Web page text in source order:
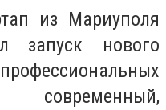
из Мариуполя
запуск нового